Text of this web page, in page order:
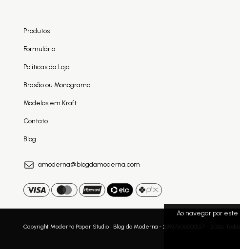
Ao navegar por este
Produtos
Formulário
Políticas da Loja
Brasão ou Monograma
Modelos em Kraft
Contato
Blog
amoderna@blogdamoderna.com
Copyright Moderna Paper Studio | Blog da Moderna - 23937506000127 - 2026.